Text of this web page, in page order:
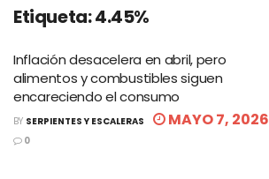
Etiqueta:4.45%
Inflación desacelera en abril, pero
alimentos y combustibles siguen
encareciendo el consumo
BY SERPIENTES Y ESCALERAS MAYO 7, 2026
0